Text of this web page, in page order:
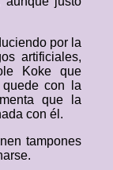
por la
artificiales,
Koke que
con la
que la
con él.
tampones